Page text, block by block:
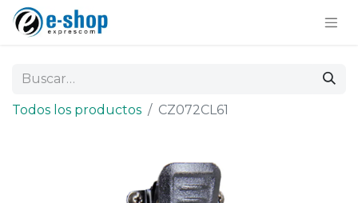
Todos los productos CZ072CL61